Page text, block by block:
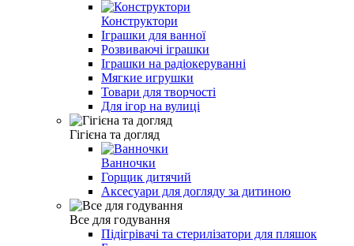
Конструктори
Іграшки для ванної
Розвиваючі іграшки
Іграшки на радіокеруванні
Мягкие игрушки
Товари для творчості
Для ігор на вулиці
Гігієна та догляд
Ванночки
Горщик дитячий
Аксесуари для догляду за дитиною
Все для годування
Підігрівачі та стерилізатори для пляшок